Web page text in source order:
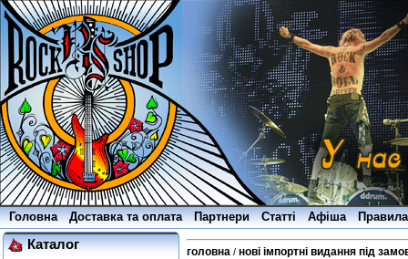
Головна Доставка та оплата Партнери Статті Афіша
Каталог головна / нові імпортні видання під